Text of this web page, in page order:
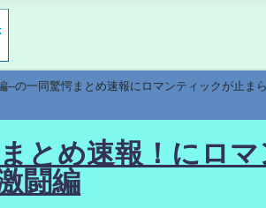
の一同驚愕まとめ速報にロマンティックが止ま
とめ速報！にロマ
闘編